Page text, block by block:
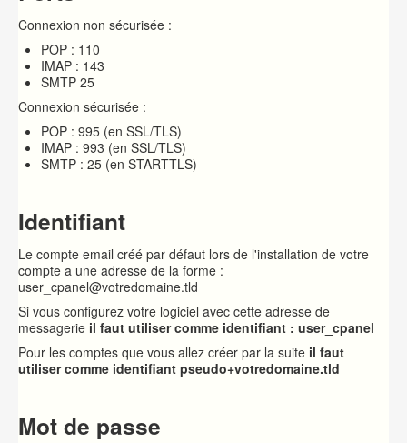
Connexion non sécurisée :
POP : 110
IMAP : 143
SMTP 25
Connexion sécurisée :
POP : 995 (en SSL/TLS)
IMAP : 993 (en SSL/TLS)
SMTP : 25 (en STARTTLS)
Identifiant
Le compte email créé par défaut lors de l'installation de votre
compte a une adresse de la forme :
user_cpanel@votredomaine.tld
Si vous configurez votre logiciel avec cette adresse de
messagerie il faut utiliser comme identifiant : user_cpanel
Pour les comptes que vous allez créer par la suite il faut
utiliser comme identifiant pseudo+votredomaine.tld
Mot de passe